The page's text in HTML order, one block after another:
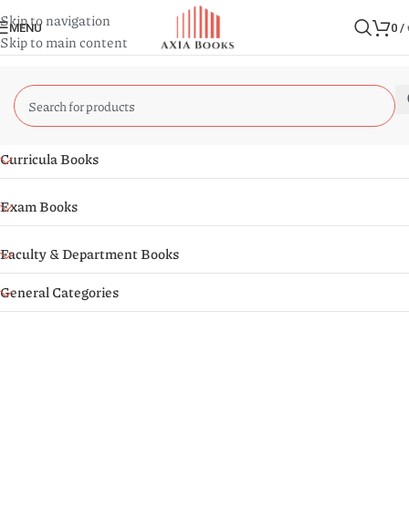
Skip to navigation
Skip to main content
MENU 0 /
Curricula Books
Exam Books
Faculty & Department Books
General Categories